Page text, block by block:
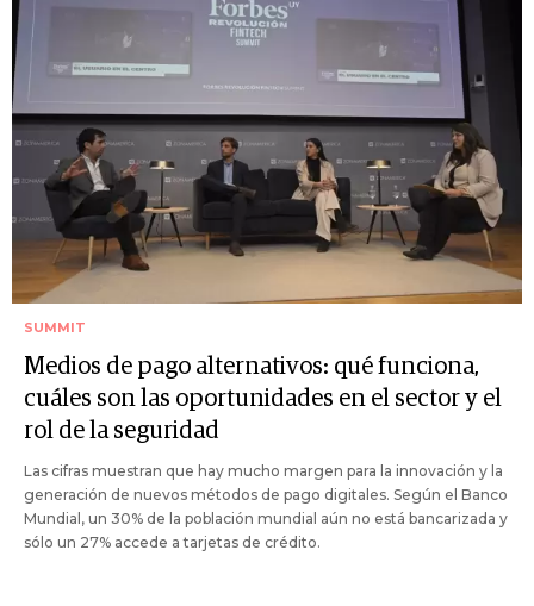
SUMMIT
Medios de pago alternativos: qué funciona,
cuáles son las oportunidades en el sector y el
rol de la seguridad
Las cifras muestran que hay mucho margen para la innovación y la
generación de nuevos métodos de pago digitales. Según el Banco
Mundial, un 30% de la población mundial aún no está bancarizada y
sólo un 27% accede a tarjetas de crédito.